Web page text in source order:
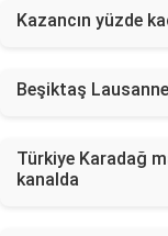
Kazancın yüzde
Beşiktaş
Türkiye Karadağ
kanalda